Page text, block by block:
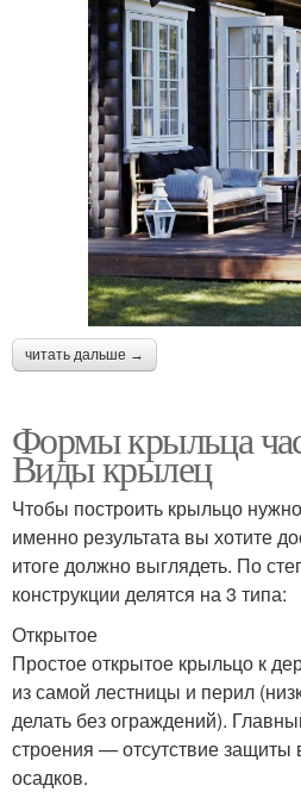
читать дальше →
Формы крыльца
Виды крылец
Чтобы построить крыльцо
именно результата вы хотите
итоге должно выглядеть. По
конструкции делятся на 3 типа:
Открытое
Простое открытое крыльцо к
из самой лестницы и перил
делать без ограждений).
строения — отсутствие защиты
осадков.